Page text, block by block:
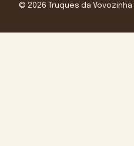
© 2026 Truques da Vovozinha